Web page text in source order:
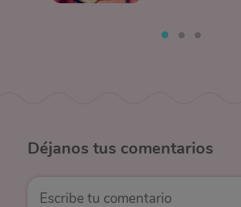
Déjanos tus comentarios